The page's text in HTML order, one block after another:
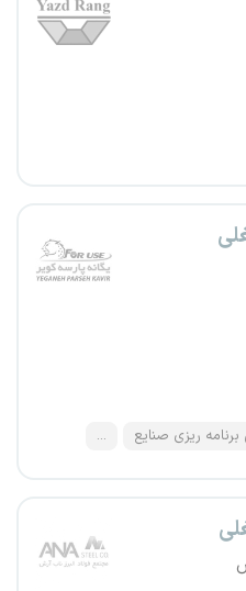
ریزی صنایع ...